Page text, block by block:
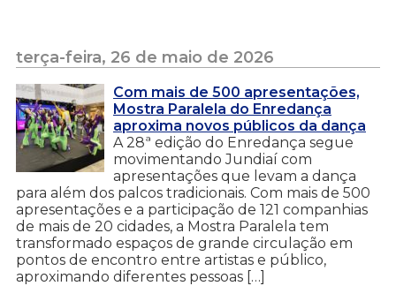
terça-feira, 26 de maio de 2026
Com mais de 500 apresentações,
Mostra Paralela do Enredança
aproxima novos públicos da dança
A 28ª edição do Enredança segue
movimentando Jundiaí com
apresentações que levam a dança
para além dos palcos tradicionais. Com mais de 500
apresentações e a participação de 121 companhias
de mais de 20 cidades, a Mostra Paralela tem
transformado espaços de grande circulação em
pontos de encontro entre artistas e público,
aproximando diferentes pessoas […]